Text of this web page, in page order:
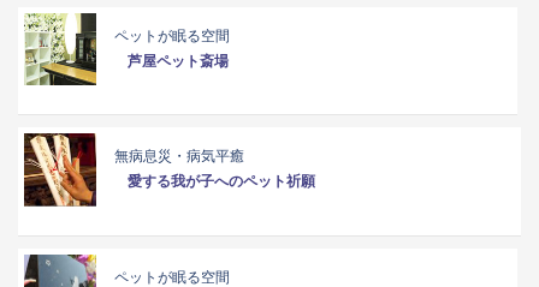
ペットが眠る空間
芦屋ペット斎場
無病息災・病気平癒
愛する我が子へのペット祈願
ペットが眠る空間